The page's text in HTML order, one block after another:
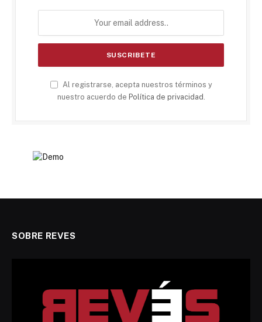
Al registrarse, acepta nuestros términos y
nuestro acuerdo de Política de privacidad .
SOBRE REVES